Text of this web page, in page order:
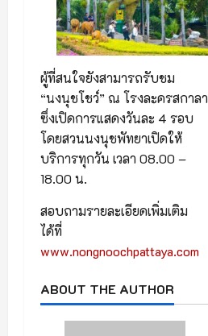
ผู้ที่สนใจยังสามารถรับชม
“นงนุชโชว์” ณ โรงละครสกาลา
ซึ่งเปิดการแสดงวันละ 4 รอบ
โดยสวนนงนุชพัทยาเปิดให้
บริการทุกวัน เวลา 08.00 –
18.00 น.
สอบถามรายละเอียดเพิ่มเติม
ได้ที่
www.nongnoochpattaya.com
ABOUT THE AUTHOR